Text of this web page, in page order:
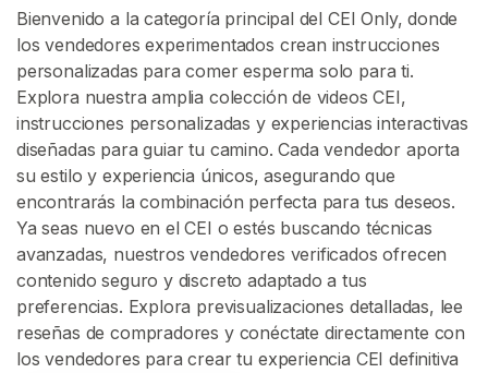
Bienvenido a la categoría principal del CEI Only, donde
los vendedores experimentados crean instrucciones
personalizadas para comer esperma solo para ti.
Explora nuestra amplia colección de videos CEI,
instrucciones personalizadas y experiencias interactivas
diseñadas para guiar tu camino. Cada vendedor aporta
su estilo y experiencia únicos, asegurando que
encontrarás la combinación perfecta para tus deseos.
Ya seas nuevo en el CEI o estés buscando técnicas
avanzadas, nuestros vendedores verificados ofrecen
contenido seguro y discreto adaptado a tus
preferencias. Explora previsualizaciones detalladas, lee
reseñas de compradores y conéctate directamente con
los vendedores para crear tu experiencia CEI definitiva
a
r
S
e
s
i
ó
n
E
G
I
S
T
R